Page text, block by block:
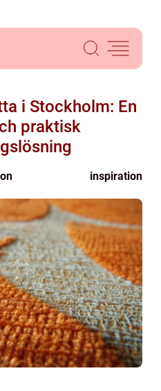
i Stockholm: En
praktisk
inspiration